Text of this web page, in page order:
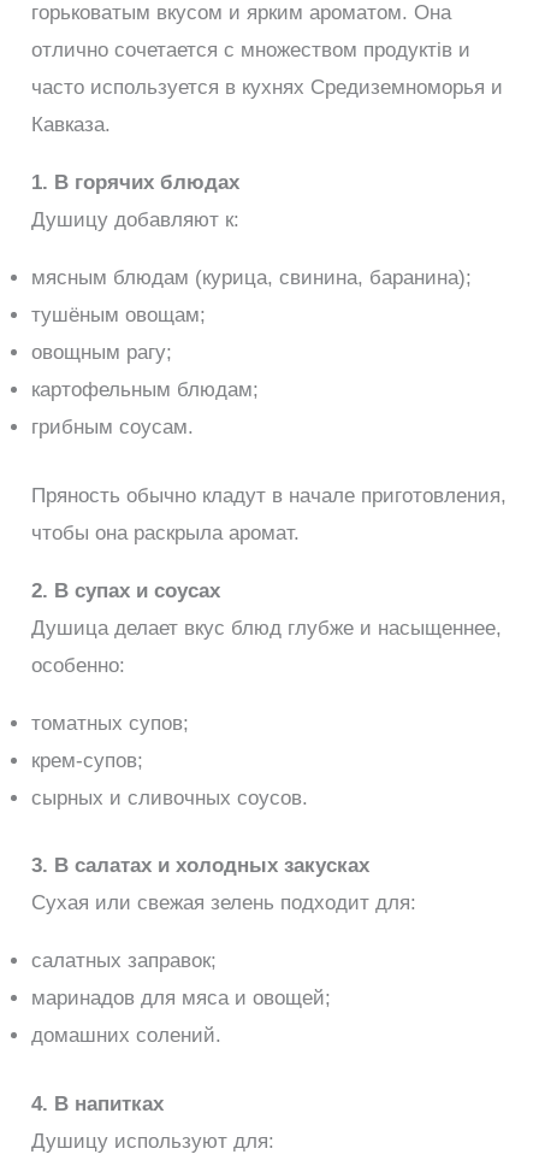
горьковатым вкусом и ярким ароматом. Она
отлично сочетается с множеством продуктів и
часто используется в кухнях Средиземноморья и
Кавказа.
1. В горячих блюдах
Душицу добавляют к:
мясным блюдам (курица, свинина, баранина);
тушёным овощам;
овощным рагу;
картофельным блюдам;
грибным соусам.
Пряность обычно кладут в начале приготовления,
чтобы она раскрыла аромат.
2. В супах и соусах
Душица делает вкус блюд глубже и насыщеннее,
особенно:
томатных супов;
крем-супов;
сырных и сливочных соусов.
3. В салатах и холодных закусках
Сухая или свежая зелень подходит для:
салатных заправок;
маринадов для мяса и овощей;
домашних солений.
4. В напитках
Душицу используют для: